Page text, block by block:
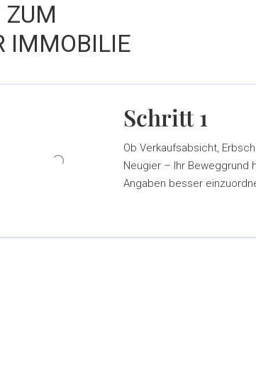
ZUM
IMMOBILIE
Schritt 1
Ob Verkaufsabsicht,
Neugier – Ihr Beweggrund
Angaben besser